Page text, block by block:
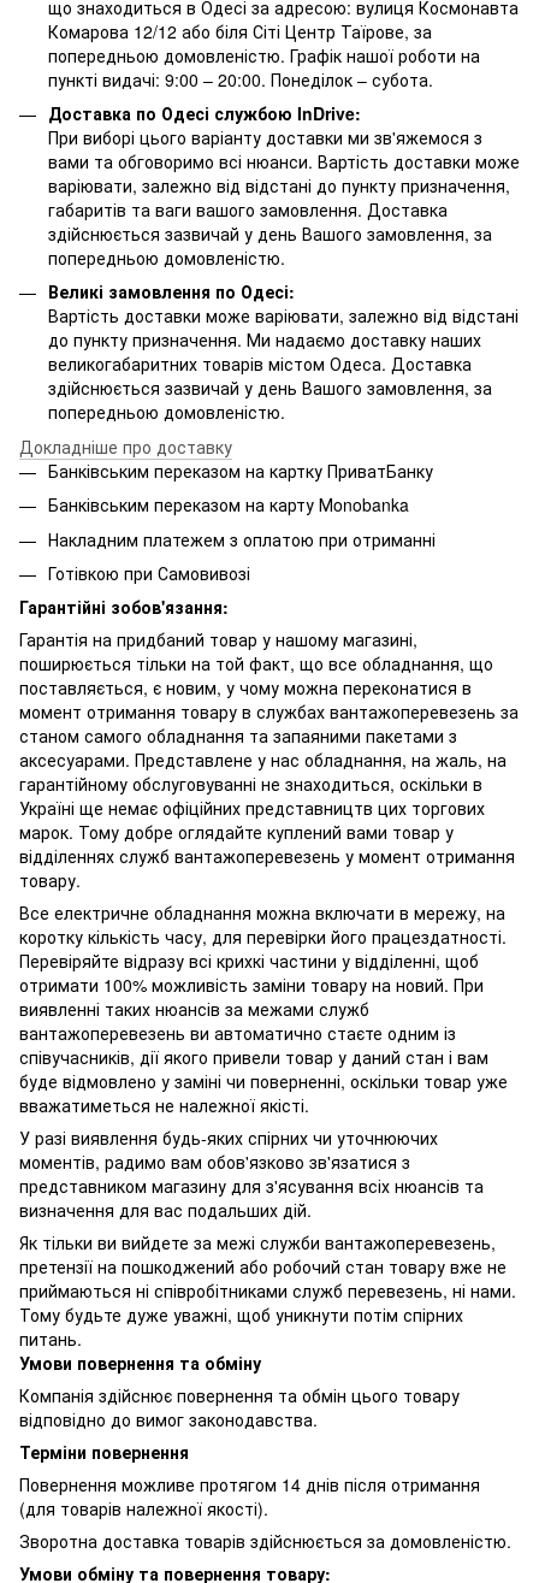
що знаходиться в Одесі за адресою: вулиця Космонавта
Комарова 12/12 або біля Сіті Центр Таїрове, за
попередньою домовленістю. Графік нашої роботи на
пункті видачі: 9:00 – 20:00. Понеділок – субота.
Доставка по Одесі службою InDrive:
При виборі цього варіанту доставки ми зв'яжемося з
вами та обговоримо всі нюанси. Вартість доставки може
варіювати, залежно від відстані до пункту призначення,
габаритів та ваги вашого замовлення. Доставка
здійснюється зазвичай у день Вашого замовлення, за
попередньою домовленістю.
Великі замовлення по Одесі:
Вартість доставки може варіювати, залежно від відстані
до пункту призначення. Ми надаємо доставку наших
великогабаритних товарів містом Одеса. Доставка
здійснюється зазвичай у день Вашого замовлення, за
попередньою домовленістю.
Докладніше про доставку
Банківським переказом на картку ПриватБанку
Банківським переказом на карту Мonobanka
Накладним платежем з оплатою при отриманні
Готівкою при Самовивозі
Гарантійні зобов'язання:
Гарантія на придбаний товар у нашому магазині,
поширюється тільки на той факт, що все обладнання, що
поставляється, є новим, у чому можна переконатися в
момент отримання товару в службах вантажоперевезень за
станом самого обладнання та запаяними пакетами з
аксесуарами. Представлене у нас обладнання, на жаль, на
гарантійному обслуговуванні не знаходиться, оскільки в
Україні ще немає офіційних представництв цих торгових
марок. Тому добре оглядайте куплений вами товар у
відділеннях служб вантажоперевезень у момент отримання
товару.
Все електричне обладнання можна включати в мережу, на
коротку кількість часу, для перевірки його працездатності.
Перевіряйте відразу всі крихкі частини у відділенні, щоб
отримати 100% можливість заміни товару на новий. При
виявленні таких нюансів за межами служб
вантажоперевезень ви автоматично стаєте одним із
співучасників, дії якого привели товар у даний стан і вам
буде відмовлено у заміні чи поверненні, оскільки товар уже
вважатиметься не належної якісті.
У разі виявлення будь-яких спірних чи уточнюючих
моментів, радимо вам обов'язково зв'язатися з
представником магазину для з'ясування всіх нюансів та
визначення для вас подальших дій.
Як тільки ви вийдете за межі служби вантажоперевезень,
претензії на пошкоджений або робочий стан товару вже не
приймаються ні співробітниками служб перевезень, ні нами.
Тому будьте дуже уважні, щоб уникнути потім спірних
питань.
Умови повернення та обміну
Компанія здійснює повернення та обмін цього товару
відповідно до вимог законодавства.
Терміни повернення
Повернення можливе протягом 14 днів після отримання
(для товарів належної якості).
Зворотна доставка товарів здійснюється за домовленістю.
Умови обміну та повернення товару: